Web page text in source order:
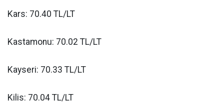
Kars: 70.40 TL/LT
Kastamonu: 70.02 TL/LT
Kayseri: 70.33 TL/LT
Kilis: 70.04 TL/LT